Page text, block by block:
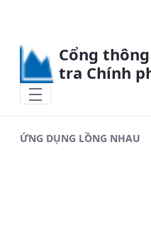
Cổng
tra Chính
ỨNG DỤNG LỒNG NHAU